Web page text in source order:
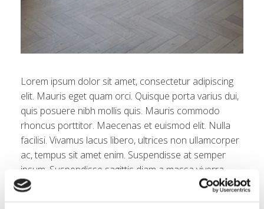
Lorem ipsum dolor sit amet, consectetur adipiscing
elit. Mauris eget quam orci. Quisque porta varius dui,
quis posuere nibh mollis quis. Mauris commodo
rhoncus porttitor. Maecenas et euismod elit. Nulla
facilisi. Vivamus lacus libero, ultrices non ullamcorper
ac, tempus sit amet enim. Suspendisse at semper
ipsum. Suspendisse sagittis diam a massa viverra
sollicitudin. Vivamus sagittis est eu diam fringilla nec